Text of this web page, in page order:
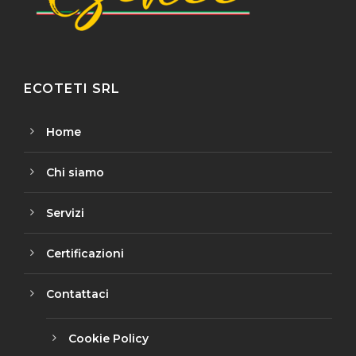
ECOTETI SRL
Home
Chi siamo
Servizi
Certificazioni
Contattaci
Cookie Policy